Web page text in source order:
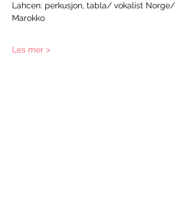
Lahcen: perkusjon, tabla/ vokalist Norge/
Marokko
Les mer >